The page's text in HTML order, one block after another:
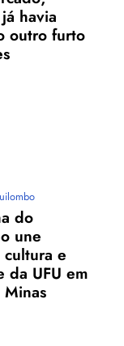
havia
outro furto
do
une
e
da UFU em
Minas